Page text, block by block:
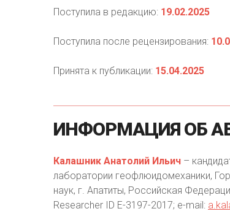
Поступила в редакцию: 19.02.2025
Поступила после рецензирования:
Принята к публикации: 15.04.2025
ИНФОРМАЦИЯ ОБ
Калашник Анатолий Ильич –
лаборатории геофлюидомеханики,
наук, г. Апатиты, Российская
Researcher ID E-3197-2017; e-mail: